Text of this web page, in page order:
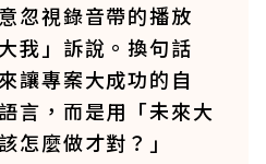
忽視錄音帶的播放
我」訴說。換句話
讓專案大成功的自
言，而是用「未來大
怎麼做才對？」